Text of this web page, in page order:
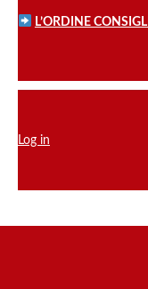
L’ORDINE
Log in